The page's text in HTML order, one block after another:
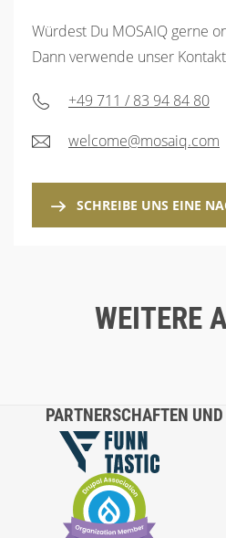
Würdest Du MOSAIQ gerne
Dann verwende unser
+49 711 / 83 94 84 80
welcome@mosaiq.com
SCHREIBE UNS EINE
WEITERE
INTEGRATIONSREIFE
MARKETING UND
WIRKSAM STEUERN
CONTENT MANAGEMENT SYSTEM
PARTNERSCHAFTEN